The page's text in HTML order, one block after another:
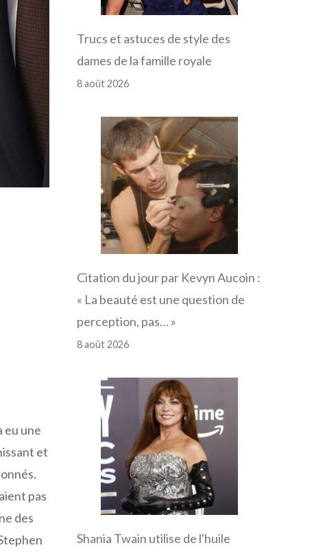
eu une
et
pas
des
Trucs et astuces de style des
dames de la famille royale
8 août 2026
Citation du jour par Kevyn Aucoin :
« La beauté est une question de
perception, pas… »
8 août 2026
Shania Twain utilise de l'huile